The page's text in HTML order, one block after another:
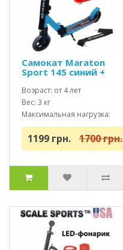
Самокат Maraton
Sport 145 синий +
(2021)
Возраст: от 4 лет
Вес: 3 кг
Максимальная нагрузка:
до 70 кг
1199 грн. 1700 грн.